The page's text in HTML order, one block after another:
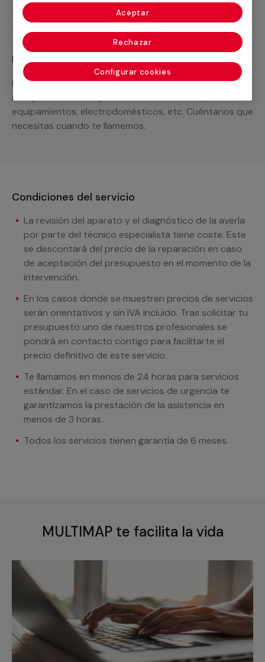
Recuerda que en MULTIMAP
Podemos ofrecer cualquier servicio a medida
incluyendo todo lo que necesites: materiales,
equipamientos, electrodomésticos, etc. Cuéntanos que
necesitas cuando te llamemos.
Condiciones del servicio
La revisión del aparato y el diagnóstico de la avería
por parte del técnico especialista tiene coste. Este
se descontará del precio de la reparación en caso
de aceptación del presupuesto en el momento de la
intervención.
En los casos donde se muestren precios de servicios
serán orientativos y sin IVA incluido. Tras solicitar tu
presupuesto uno de nuestros profesionales se
pondrá en contacto contigo para facilitarte el
precio definitivo de este servicio.
Te llamamos en menos de 24 horas para servicios
estándar. En el caso de servicios de urgencia te
garantizamos la prestación de la asistencia en
menos de 3 horas.
Todos los servicios tienen garantía de 6 meses.
MULTIMAP te facilita la vida
Configurar cookies
Rechazar
Aceptar